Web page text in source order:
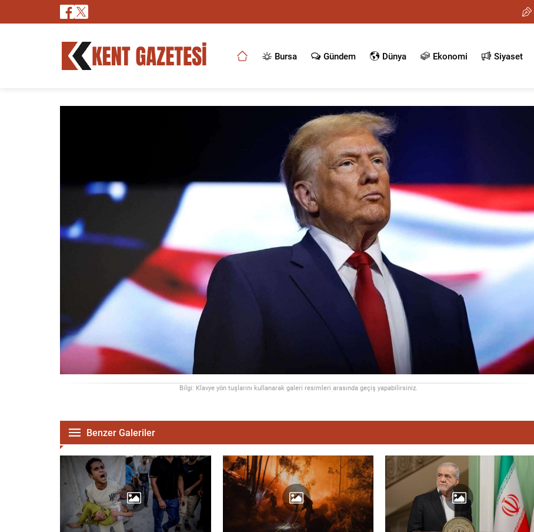
Bursa Gündem Dünya Ekonomi Siyaset
Bilgi: Klavye yön tuşlarını kullanarak galeri resimleri arasında geçiş yapabilirsiniz.
Benzer Galeriler